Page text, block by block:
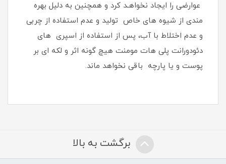
عوارضی را ایجاد نخواهـد کرد و همچنین به دلیل بهره
مندی از شیوه های خاص تولید و عدم استفاده از چربی
و عدم اختلاط با آب، پس از استفاده از اسپری های
دئودورانت پلی هات مومنت هیچ گونه اثر و لکه ای بر
پوست و یا پارچه باقی نخواهد ماند.
برگشت به بالا